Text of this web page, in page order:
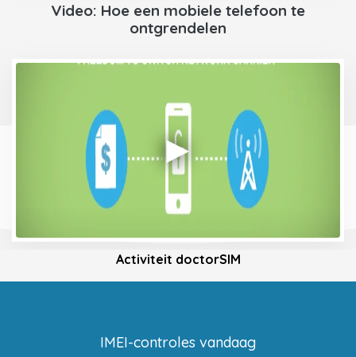
Video: Hoe een mobiele telefoon te
ontgrendelen
Activiteit doctorSIM
IMEI-controles vandaag